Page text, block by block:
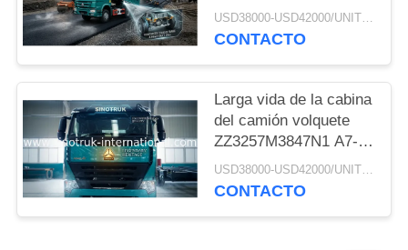
conductor diez, camión
volquete resistente
USD38000-USD42000/UNIT)negotiation MOQ:1 UNIDAD
CONTACTO
Larga vida de la cabina
del camión volquete
ZZ3257M3847N1 A7- P
del volquete de la
explotación minera de
USD38000-USD42000/UNIT)negotiation MOQ:1 UNIDAD
CONTACTO